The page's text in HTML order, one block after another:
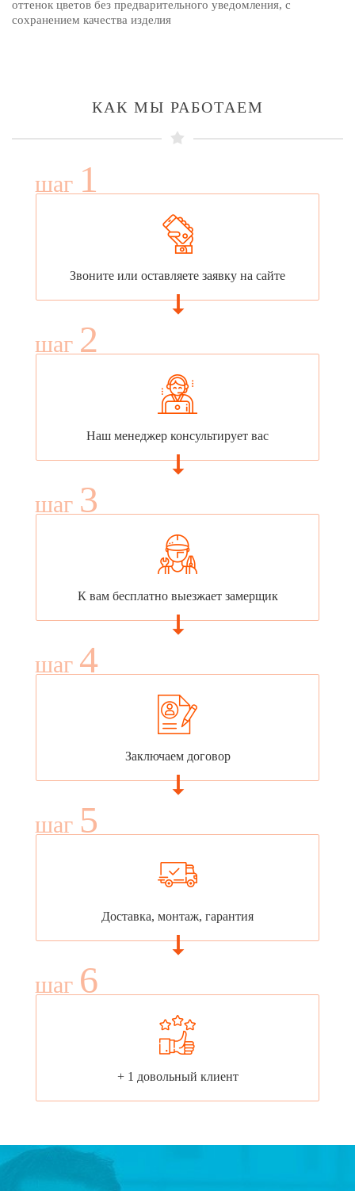
оттенок цветов без предварительного уведомления, с
сохранением качества изделия
КАК МЫ РАБОТАЕМ
шаг 1
Звоните или оставляете заявку на сайте
шаг 2
Наш менеджер консультирует вас
шаг 3
К вам бесплатно выезжает замерщик
шаг 4
Заключаем договор
шаг 5
Доставка, монтаж, гарантия
шаг 6
+ 1 довольный клиент